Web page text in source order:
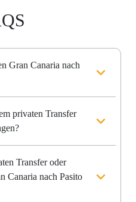
Gran Canaria nach
privaten Transfer
Transfer oder
Canaria nach Pasito